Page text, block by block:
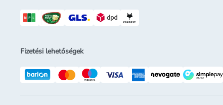
Fizetési lehetőségek